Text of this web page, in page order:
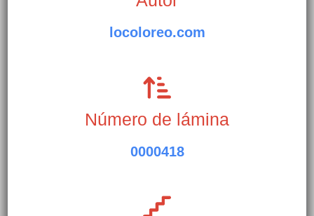
locoloreo.com
Número de lámina
0000418